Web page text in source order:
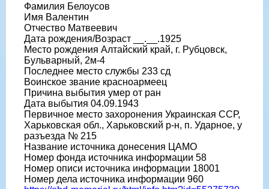
Фамилия Белоусов
Имя Валентин
Отчество Матвеевич
Дата рождения/Возраст __.__.1925
Место рождения Алтайский край, г. Рубцовск,
Бульварный, 2м-4
Последнее место службы 233 сд
Воинское звание красноармеец
Причина выбытия умер от ран
Дата выбытия 04.09.1943
Первичное место захоронения Украинская ССР,
Харьковская обл., Харьковский р-н, п. Ударное, у
разъезда № 215
Название источника донесения ЦАМО
Номер фонда источника информации 58
Номер описи источника информации 18001
Номер дела источника информации 960